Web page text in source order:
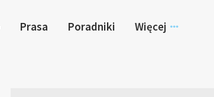
Prasa Poradniki Więcej